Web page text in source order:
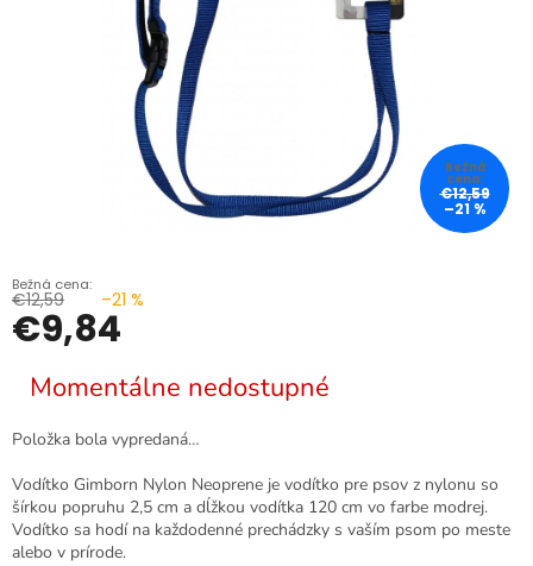
€12,59
–21 %
€12,59 –21 %
€9,84
cena:
Momentálne nedostupné
Položka bola vypredaná…
Vodítko Gimborn Nylon Neoprene je vodítko pre psov z nylonu so
šírkou popruhu 2,5 cm a dĺžkou vodítka 120 cm vo farbe modrej.
Vodítko sa hodí na každodenné prechádzky s vaším psom po meste
alebo v prírode.